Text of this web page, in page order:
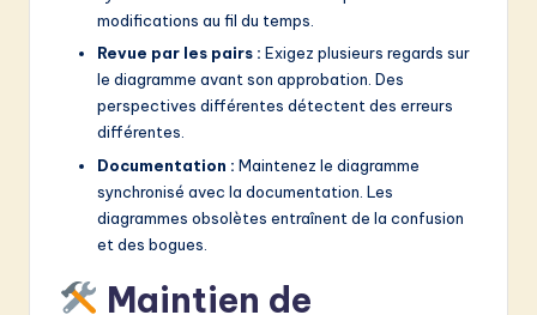
modifications au fil du temps.
Revue par les pairs : Exigez plusieurs regards sur
le diagramme avant son approbation. Des
perspectives différentes détectent des erreurs
différentes.
Documentation : Maintenez le diagramme
synchronisé avec la documentation. Les
diagrammes obsolètes entraînent de la confusion
et des bogues.
Maintien de